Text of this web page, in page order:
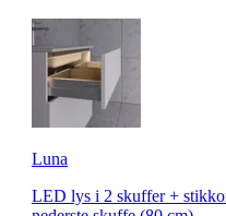
Luna
LED lys i 2 skuffer +